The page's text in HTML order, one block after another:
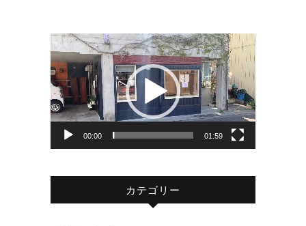
動
画
プ
レ
ー
00:00 01:59
カテゴリー